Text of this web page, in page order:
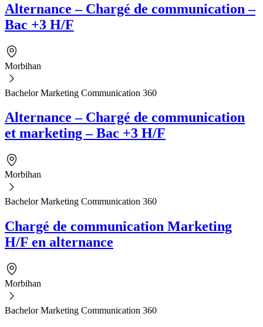
Alternance – Chargé de communication –
Bac +3 H/F
Morbihan
Bachelor Marketing Communication 360
Alternance – Chargé de communication
et marketing – Bac +3 H/F
Morbihan
Bachelor Marketing Communication 360
Chargé de communication Marketing
H/F en alternance
Morbihan
Bachelor Marketing Communication 360